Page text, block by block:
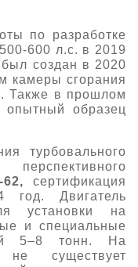
по разработке
600 л.с. в 2019
был создан в 2020
камеры сгорания
Также в прошлом
опытный образец
турбовального
62, сертификация
год. Двигатель
установки на
и специальные
5–8 тонн. На
существует